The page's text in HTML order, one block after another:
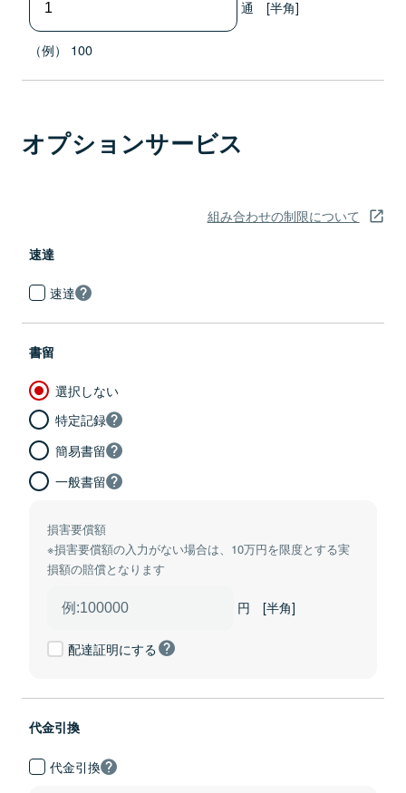
通 [半角]
（例） 100
オプションサービス
組み合わせの制限について
速達
速達
書留
選択しない
特定記録
簡易書留
一般書留
損害要償額
※損害要償額の入力がない場合は、10万円を限度とする実
損額の賠償となります
円 [半角]
配達証明にする
代金引換
代金引換